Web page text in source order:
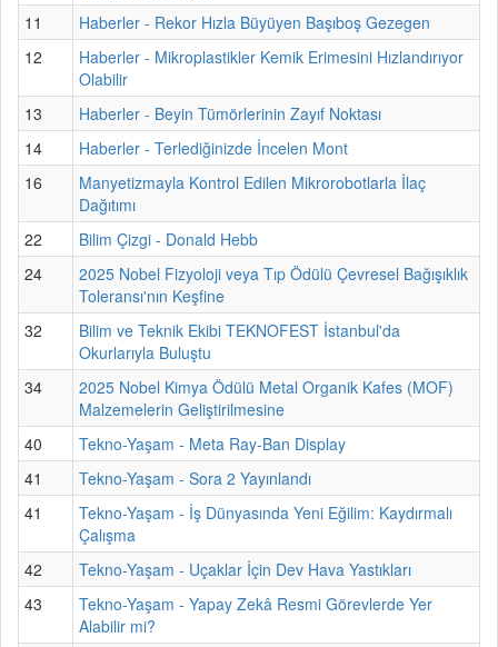
11
Haberler - Rekor Hızla Büyüyen Başıboş Gezegen
12
Haberler - Mikroplastikler Kemik Erimesini Hızlandırıyor
Olabilir
13
Haberler - Beyin Tümörlerinin Zayıf Noktası
14
Haberler - Terlediğinizde İncelen Mont
16
Manyetizmayla Kontrol Edilen Mikrorobotlarla İlaç
Dağıtımı
22
Bilim Çizgi - Donald Hebb
24
2025 Nobel Fizyoloji veya Tıp Ödülü Çevresel Bağışıklık
Toleransı'nın Keşfine
32
Bilim ve Teknik Ekibi TEKNOFEST İstanbul'da
Okurlarıyla Buluştu
34
2025 Nobel Kimya Ödülü Metal Organik Kafes (MOF)
Malzemelerin Geliştirilmesine
40
Tekno-Yaşam - Meta Ray-Ban Display
41
Tekno-Yaşam - Sora 2 Yayınlandı
41
Tekno-Yaşam - İş Dünyasında Yeni Eğilim: Kaydırmalı
Çalışma
42
Tekno-Yaşam - Uçaklar İçin Dev Hava Yastıkları
43
Tekno-Yaşam - Yapay Zekâ Resmi Görevlerde Yer
Alabilir mi?